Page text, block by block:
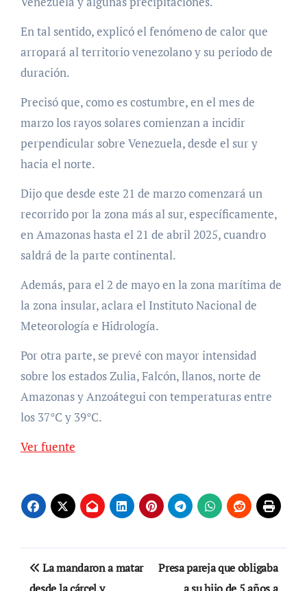
En tal sentido, explicó el fenómeno de calor que
arropará al territorio venezolano y su periodo de
duración.
Precisó que, como es costumbre, en el mes de
marzo los rayos solares comienzan a incidir
perpendicular sobre Venezuela, desde el sur y
hacia el norte.
Dijo que desde este 21 de marzo comenzará un
recorrido por la zona más al sur, específicamente,
en Amazonas hasta el 21 de abril 2025, cuandro
saldrá de la parte continental.
Además, para el 2 de mayo en la zona marítima de
la zona insular, aclara el Instituto Nacional de
Meteorología e Hidrología.
Por otra parte, se prevé con mayor intensidad
sobre los estados Zulia, Falcón, llanos, norte de
Amazonas y Anzoátegui con temperaturas entre
los 37°C y 39°C.
Ver fuente
Navegación
La mandaron a matar
Presa pareja que obligaba